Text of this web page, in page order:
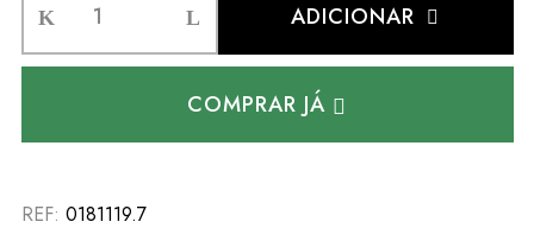
ADICIONAR
COMPRAR JÁ
REF: 0181119.7